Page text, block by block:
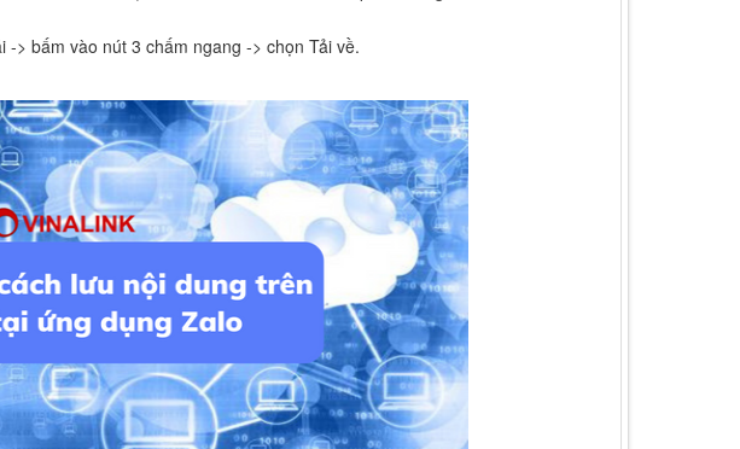
> bấm vào nút 3 chấm ngang -> chọn Tải về.